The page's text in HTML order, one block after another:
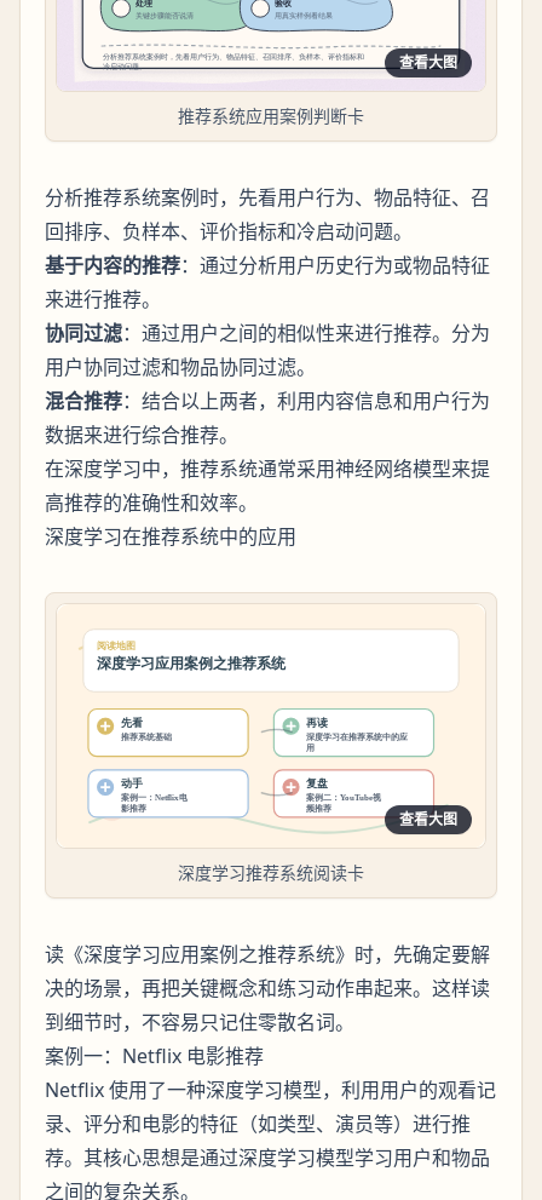
查看大图
推荐系统应用案例判断卡
分析推荐系统案例时，先看用户行为、物品特征、召
回排序、负样本、评价指标和冷启动问题。
基于内容的推荐：通过分析用户历史行为或物品特征
来进行推荐。
协同过滤：通过用户之间的相似性来进行推荐。分为
用户协同过滤和物品协同过滤。
混合推荐：结合以上两者，利用内容信息和用户行为
数据来进行综合推荐。
在深度学习中，推荐系统通常采用神经网络模型来提
高推荐的准确性和效率。
深度学习在推荐系统中的应用
查看大图
深度学习推荐系统阅读卡
读《深度学习应用案例之推荐系统》时，先确定要解
决的场景，再把关键概念和练习动作串起来。这样读
到细节时，不容易只记住零散名词。
案例一：Netflix 电影推荐
Netflix 使用了一种深度学习模型，利用用户的观看记
录、评分和电影的特征（如类型、演员等）进行推
荐。其核心思想是通过深度学习模型学习用户和物品
之间的复杂关系。